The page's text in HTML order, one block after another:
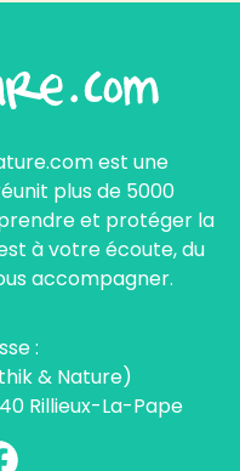
est une
plus de 5000
et protéger la
à votre écoute, du
accompagner.
:
& Nature)
Rillieux-La-Pape